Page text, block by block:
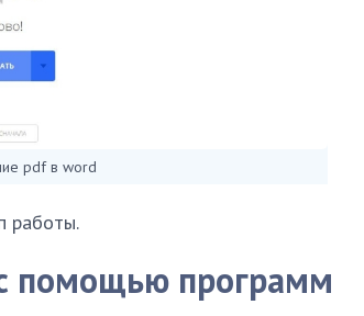
pdf в word
работы.
помощью программ